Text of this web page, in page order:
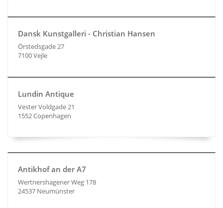
Dansk Kunstgalleri - Christian Hansen
Örstedsgade 27
7100 Vejle
Lundin Antique
Vester Voldgade 21
1552 Copenhagen
Antikhof an der A7
Wertnershagener Weg 178
24537 Neumünster